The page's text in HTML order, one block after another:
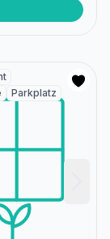
Parkplatz